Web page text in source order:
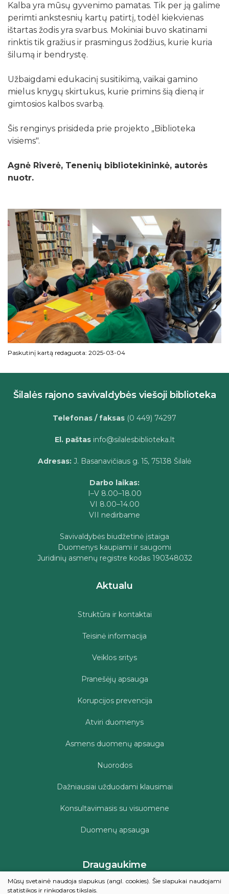
Kalba yra mūsų gyvenimo pamatas. Tik per ją galime
perimti ankstesnių kartų patirtį, todėl kiekvienas
ištartas žodis yra svarbus. Mokiniai buvo skatinami
rinktis tik gražius ir prasmingus žodžius, kurie kuria
šilumą ir bendrystę.
Užbaigdami edukacinį susitikimą, vaikai gamino
mielus knygų skirtukus, kurie primins šią dieną ir
gimtosios kalbos svarbą.
Šis renginys prisideda prie projekto „Biblioteka
visiems".
Agnė Riverė, Tenenių bibliotekininkė, autorės
nuotr.
Paskutinį kartą redaguota: 2025-03-04
Šilalės rajono savivaldybės viešoji biblioteka
Telefonas / faksas (0 449) 74297
El. paštasinfo@silalesbiblioteka.lt
Adresas: J. Basanavičiaus g. 15, 75138 Šilalė
Darbo laikas:
I–V 8.00–18.00
VI 8.00–14.00
VII nedirbame
Savivaldybės biudžetinė įstaiga
Duomenys kaupiami ir saugomi
Juridinių asmenų registre kodas 190348032
Aktualu
Struktūra ir kontaktai
Teisinė informacija
Veiklos sritys
Pranešėjų apsauga
Korupcijos prevencija
Atviri duomenys
Asmens duomenų apsauga
Nuorodos
Dažniausiai užduodami klausimai
Konsultavimasis su visuomene
Duomenų apsauga
Draugaukime
Mūsų svetainė naudoja slapukus (angl. cookies). Šie slapukai naudojami
statistikos ir rinkodaros tikslais.